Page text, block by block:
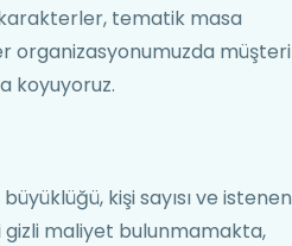
tematik masa
organizasyonumuzda müşteri
koyuyoruz.
kişi sayısı ve istenen
maliyet bulunmamakta,